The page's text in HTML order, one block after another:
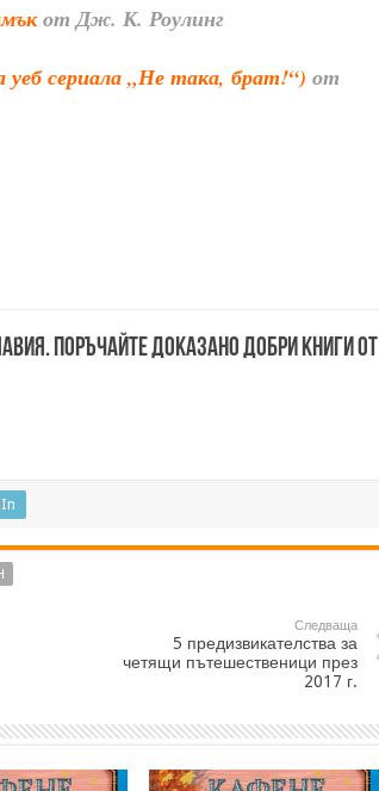
от Дж. К. Роулинг
сериала „Не така, брат!“) от
Поръчайте доказано добри книги от
Следваща
5 предизвикателства за
четящи пътешественици през
2017 г.